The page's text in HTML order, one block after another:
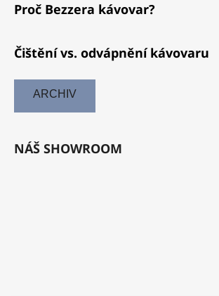
Proč Bezzera kávovar?
Čištění vs. odvápnění kávovaru
ARCHIV
NÁŠ SHOWROOM